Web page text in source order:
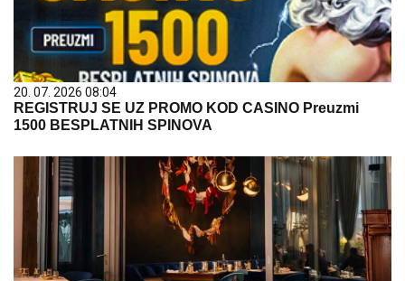
20. 07. 2026 08:04
REGISTRUJ SE UZ PROMO KOD CASINO Preuzmi
1500 BESPLATNIH SPINOVA